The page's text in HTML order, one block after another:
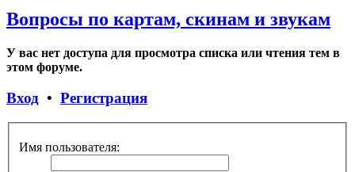
Вопросы по картам, скинам и звукам
У вас нет доступа для просмотра списка или чтения тем в
этом форуме.
Вход • Регистрация
Имя пользователя: